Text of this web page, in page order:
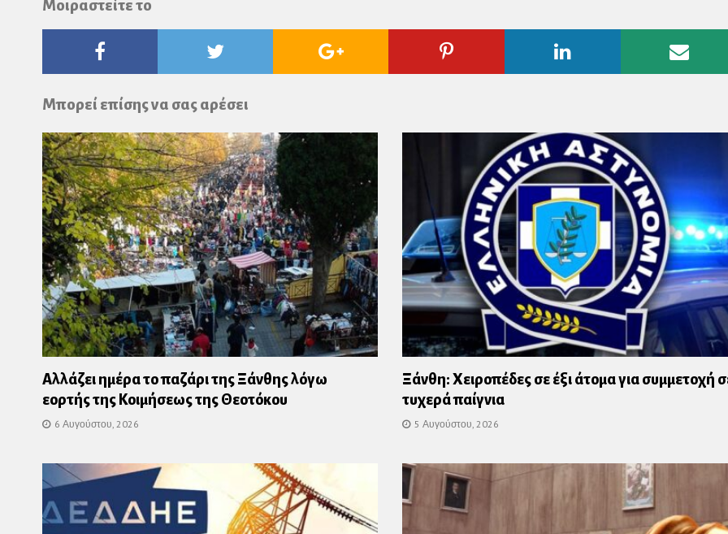
Μοιραστείτε το
Twitter
Google
Pinterest Linkedin
Μπορεί επίσης να σας αρέσει
Αλλάζει ημέρα το παζάρι της Ξάνθης λόγω
εορτής της Κοιμήσεως της Θεοτόκου
6 Αυγούστου, 2026
Ξάνθη: Χειροπέδες σε έξι άτομα για συμμετοχή
τυχερά παίγνια
5 Αυγούστου, 2026